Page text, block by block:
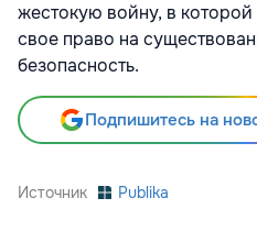
жестокую войну, в
свое право на
безопасность.
Подпишитесь на
Источник Publika